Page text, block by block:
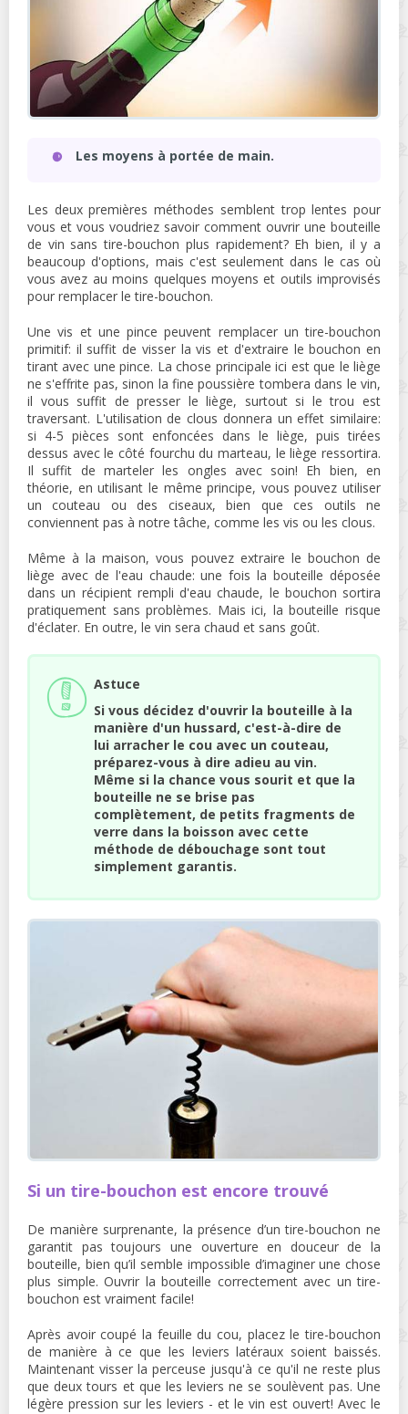
Les moyens à portée de main.
Les deux premières méthodes semblent trop lentes pour
vous et vous voudriez savoir comment ouvrir une bouteille
de vin sans tire-bouchon plus rapidement? Eh bien, il y a
beaucoup d'options, mais c'est seulement dans le cas où
vous avez au moins quelques moyens et outils improvisés
pour remplacer le tire-bouchon.
Une vis et une pince peuvent remplacer un tire-bouchon
primitif: il suffit de visser la vis et d'extraire le bouchon en
tirant avec une pince. La chose principale ici est que le liège
ne s'effrite pas, sinon la fine poussière tombera dans le vin,
il vous suffit de presser le liège, surtout si le trou est
traversant. L'utilisation de clous donnera un effet similaire:
si 4-5 pièces sont enfoncées dans le liège, puis tirées
dessus avec le côté fourchu du marteau, le liège ressortira.
Il suffit de marteler les ongles avec soin! Eh bien, en
théorie, en utilisant le même principe, vous pouvez utiliser
un couteau ou des ciseaux, bien que ces outils ne
conviennent pas à notre tâche, comme les vis ou les clous.
Même à la maison, vous pouvez extraire le bouchon de
liège avec de l'eau chaude: une fois la bouteille déposée
dans un récipient rempli d'eau chaude, le bouchon sortira
pratiquement sans problèmes. Mais ici, la bouteille risque
d'éclater. En outre, le vin sera chaud et sans goût.
Astuce
Si vous décidez d'ouvrir la bouteille à la
manière d'un hussard, c'est-à-dire de
lui arracher le cou avec un couteau,
préparez-vous à dire adieu au vin.
Même si la chance vous sourit et que la
bouteille ne se brise pas
complètement, de petits fragments de
verre dans la boisson avec cette
méthode de débouchage sont tout
simplement garantis.
Si un tire-bouchon est encore trouvé
De manière surprenante, la présence d’un tire-bouchon ne
garantit pas toujours une ouverture en douceur de la
bouteille, bien qu’il semble impossible d’imaginer une chose
plus simple. Ouvrir la bouteille correctement avec un tire-
bouchon est vraiment facile!
Après avoir coupé la feuille du cou, placez le tire-bouchon
de manière à ce que les leviers latéraux soient baissés.
Maintenant visser la perceuse jusqu'à ce qu'il ne reste plus
que deux tours et que les leviers ne se soulèvent pas. Une
légère pression sur les leviers - et le vin est ouvert! Avec le